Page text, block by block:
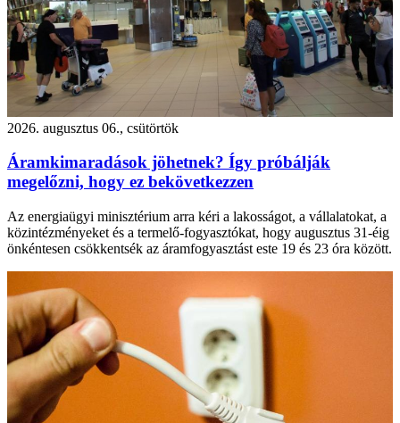
2026. augusztus 06., csütörtök
Áramkimaradások jöhetnek? Így próbálják
megelőzni, hogy ez bekövetkezzen
Az energiaügyi minisztérium arra kéri a lakosságot, a vállalatokat, a
közintézményeket és a termelő-fogyasztókat, hogy augusztus 31-éig
önkéntesen csökkentsék az áramfogyasztást este 19 és 23 óra között.